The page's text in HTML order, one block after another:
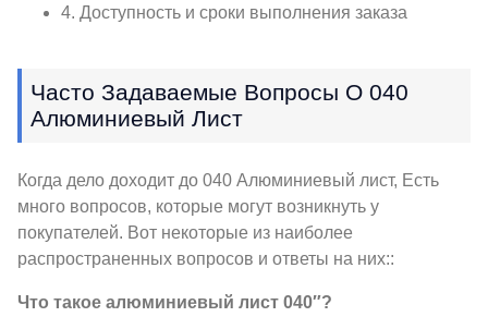
4. Доступность и сроки выполнения заказа
Часто Задаваемые Вопросы О 040
Алюминиевый Лист
Когда дело доходит до 040 Алюминиевый лист, Есть
много вопросов, которые могут возникнуть у
покупателей. Вот некоторые из наиболее
распространенных вопросов и ответы на них::
Что такое алюминиевый лист 040″?